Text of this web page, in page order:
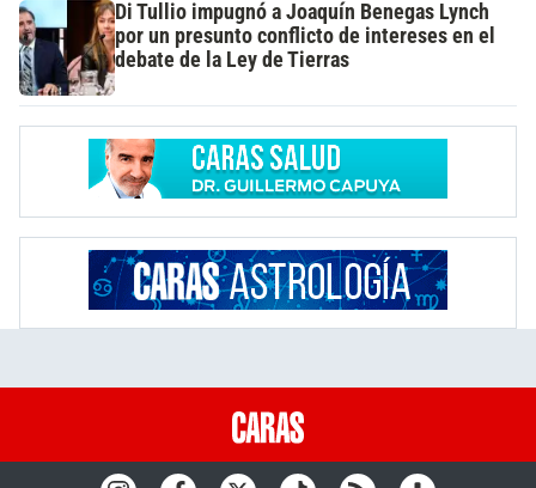
Di Tullio impugnó a Joaquín Benegas Lynch
por un presunto conflicto de intereses en el
debate de la Ley de Tierras